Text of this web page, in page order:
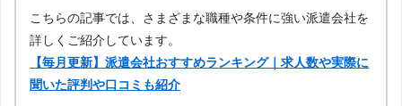
こちらの記事では、さまざまな職種や条件に強い派遣会社を
詳しくご紹介しています。
【毎月更新】派遣会社おすすめランキング｜求人数や実際に
聞いた評判や口コミも紹介